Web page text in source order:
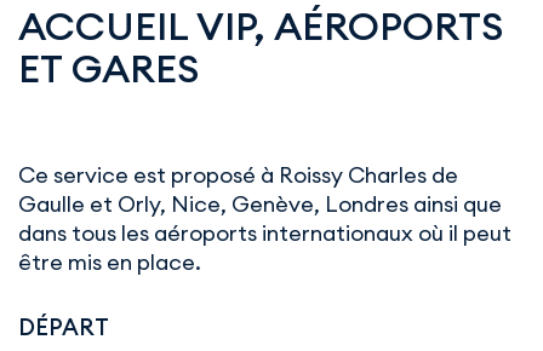
ACCUEIL VIP, AÉROPORTS
ET GARES
Ce service est proposé à Roissy Charles de
Gaulle et Orly, Nice, Genève, Londres ainsi que
dans tous les aéroports internationaux où il peut
être mis en place.
DÉPART